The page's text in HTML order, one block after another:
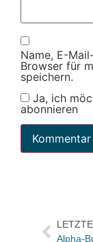
Name, E-
Browser für
speichern.
Ja, ich
abonnieren